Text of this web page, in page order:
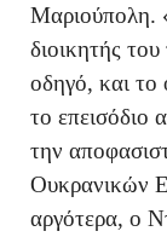
Μαριούπολη.
διοικητής
οδηγό, και
το επεισόδιο
την
Ουκρανικών
αργότερα, ο